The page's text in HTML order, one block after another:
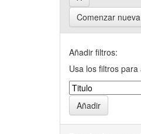
Comenzar
Añadir filtros:
Usa los filtros